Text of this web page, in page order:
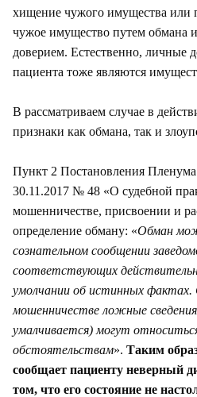
хищение чужого имущества или
чужое имущество путем обмана
доверием. Естественно, личные
пациента тоже являются
В рассматриваем случае в
признаки как обмана, так и
Пункт 2 Постановления
30.11.2017 № 48 «О судебной
мошенничестве, присвоении и
определение обману: «Обман
сознательном сообщении
соответствующих
умолчании об истинных
мошенничестве ложные
умалчивается) могут
обстоятельствам». Таким
сообщает пациенту неверный
том, что его состояние не